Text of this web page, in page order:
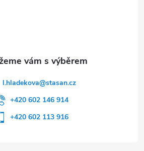
l.hladekova@stasan.cz
+420 602 146 914
+420 602 113 916